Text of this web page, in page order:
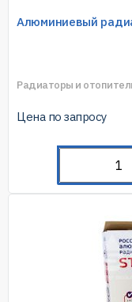
Алюминиевый
Радиаторы и
Цена по запросу